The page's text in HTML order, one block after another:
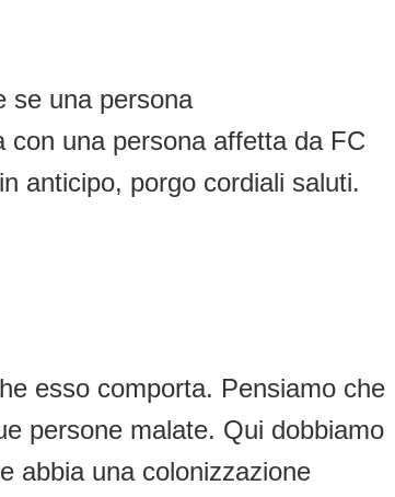
se una persona
una persona affetta da FC
anticipo, porgo cordiali saluti.
esso comporta. Pensiamo che
persone malate. Qui dobbiamo
abbia una colonizzazione